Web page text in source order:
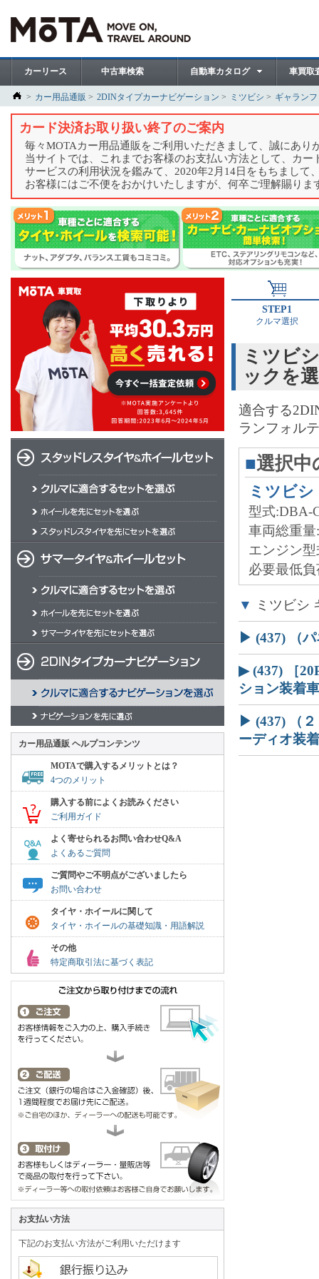
カーリース 中古車検索 自動車カタログ 車買取
カー用品通販 2DINタイプカーナビゲーション ミツビシ ギャラン
カード決済お取り扱い終了のご案内
毎々MOTAカー用品通販をご利用いただきまして、誠にあり
当サイトでは、これまでお客様のお支払い方法として、カ
サービスの利用状況を鑑みて、2020年2月14日をもちまし
お客様にはご不便をおかけいたしますが、何卒ご理解賜りま
カー用品通販 ヘルプコンテンツ
MOTAで購入するメリットとは？
4つのメリット
購入する前によくお読みください
ご利用ガイド
よく寄せられるお問い合わせQ&A
よくあるご質問
ご質問やご不明点がございましたら
お問い合わせ
タイヤ・ホイールに関して
タイヤ・ホイールの基礎知識・用語解説
その他
特定商取引法に基づく表記
お支払い方法
下記のお支払い方法がご利用いただけます
STEP1
クルマ選択
ミツビ
ックを
適合する
ランフォル
■選択中
ミツビ
型式:DBA-
車両総重
エンジン
必要最低
▼ ミツビシ
▶ (437) （
▶ (437) ［
ション装着車
▶ (437) （
ーディオ装